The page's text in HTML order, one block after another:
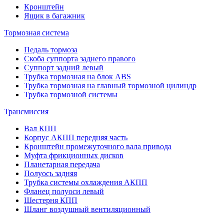
Кронштейн
Ящик в багажник
Тормозная система
Педаль тормоза
Скоба суппорта заднего правого
Суппорт задний левый
Трубка тормозная на блок ABS
Трубка тормозная на главный тормозной цилиндр
Трубка тормозной системы
Трансмиссия
Вал КПП
Корпус АКПП передняя часть
Кронштейн промежуточного вала привода
Муфта фрикционных дисков
Планетарная передача
Полуось задняя
Трубка системы охлаждения АКПП
Фланец полуоси левый
Шестерня КПП
Шланг воздушный вентиляционный